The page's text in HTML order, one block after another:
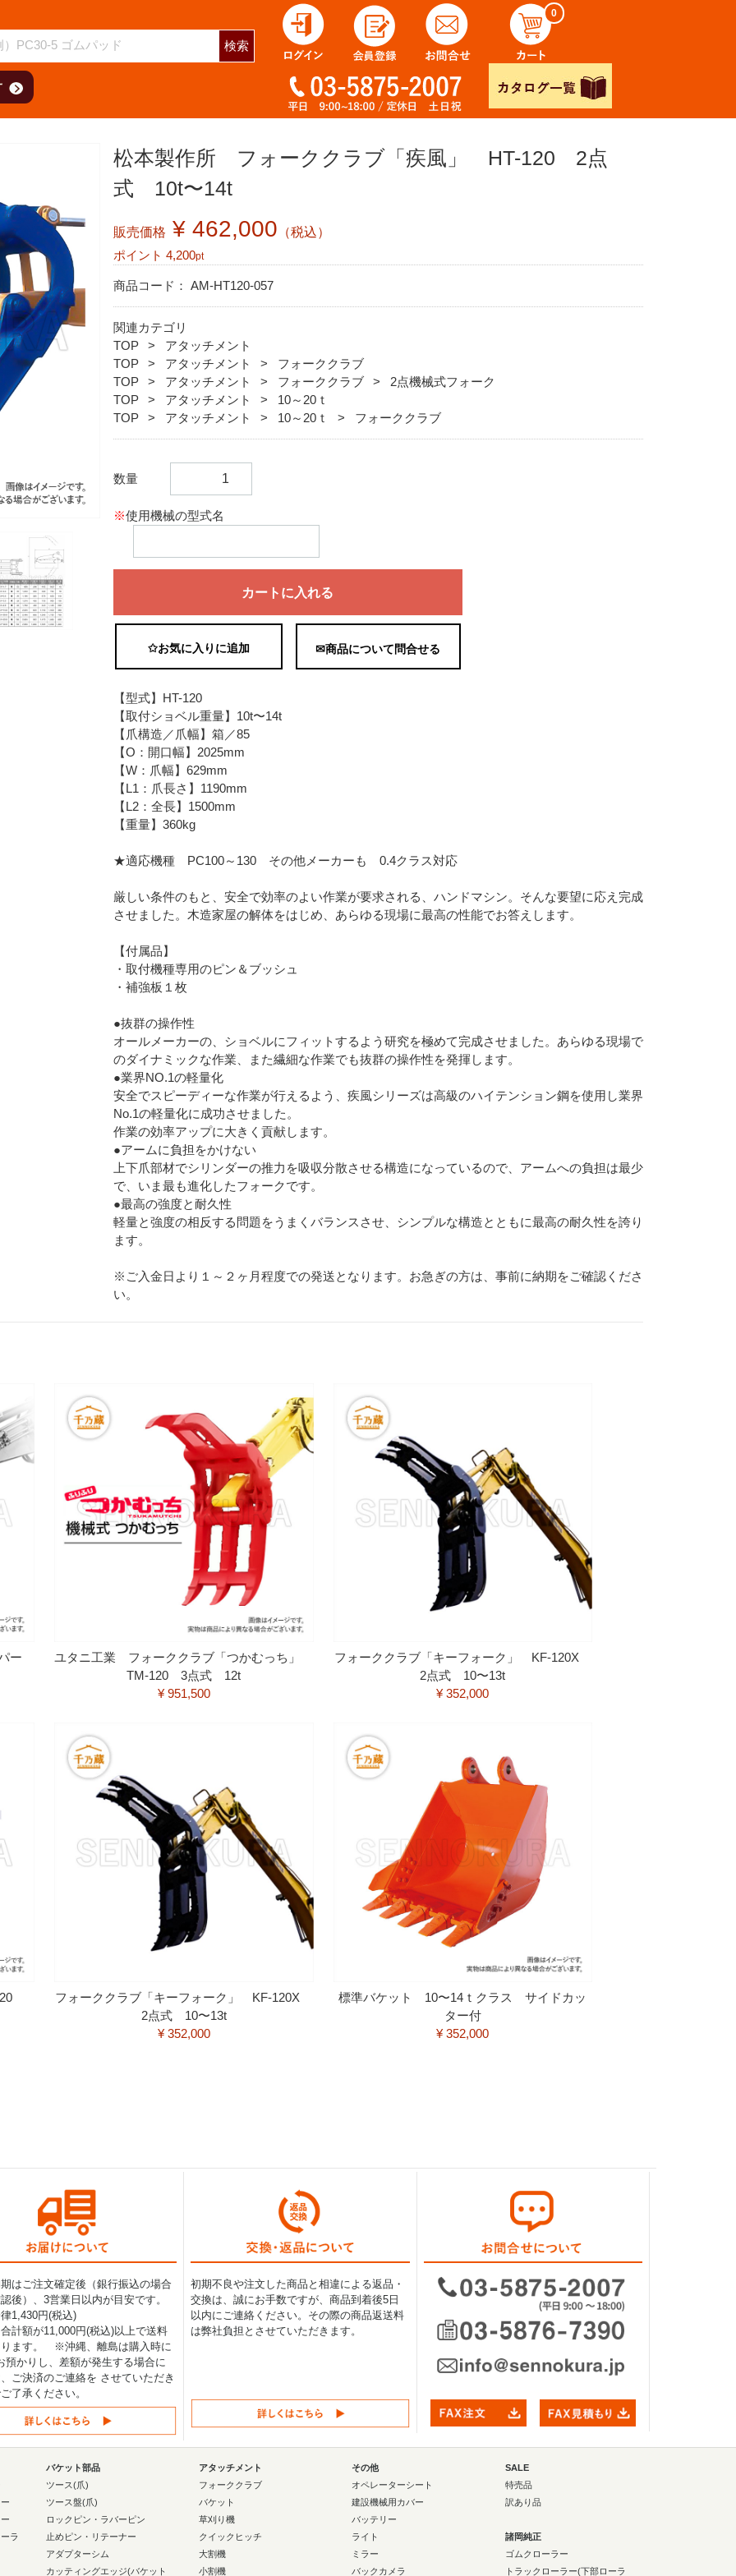
検索
0
松本製作所 フォーククラブ「疾風」 HT-120 2点
式 10t〜14t
販売価格 ¥ 462,000 （税込）
ポイント 4,200pt
商品コード： AM-HT120-057
関連カテゴリ
TOP
アタッチメント
TOP
アタッチメント
フォーククラブ
TOP
アタッチメント フォーククラブ
2点機械式フォーク
TOP
アタッチメント
10～20ｔ
TOP
アタッチメント 10～20ｔ フォーククラブ
数量
※使用機械の型式名
カートに入れる
✩お気に入りに追加 ✉商品について問合せる
【型式】HT-120
【取付ショベル重量】10t〜14t
【爪構造／爪幅】箱／85
【O：開口幅】2025mm
【W：爪幅】629mm
【L1：爪長さ】1190mm
【L2：全長】1500mm
【重量】360kg
★適応機種 PC100～130 その他メーカーも 0.4クラス対応
厳しい条件のもと、安全で効率のよい作業が要求される、ハンドマシン。そんな要望に応え完成
させました。木造家屋の解体をはじめ、あらゆる現場に最高の性能でお答えします。
【付属品】
・取付機種専用のピン＆ブッシュ
・補強板１枚
●抜群の操作性
オールメーカーの、ショベルにフィットするよう研究を極めて完成させました。あらゆる現場で
のダイナミックな作業、また繊細な作業でも抜群の操作性を発揮します。
●業界NO.1の軽量化
安全でスピーディーな作業が行えるよう、疾風シリーズは高級のハイテンション鋼を使用し業界
No.1の軽量化に成功させました。
作業の効率アップに大きく貢献します。
●アームに負担をかけない
上下爪部材でシリンダーの推力を吸収分散させる構造になっているので、アームへの負担は最少
で、いま最も進化したフォークです。
●最高の強度と耐久性
軽量と強度の相反する問題をうまくバランスさせ、シンプルな構造とともに最高の耐久性を誇り
ます。
※ご入金日より１～２ヶ月程度での発送となります。お急ぎの方は、事前に納期をご確認くださ
い。
ー
ユタニ工業 フォーククラブ「つかむっち」
TM-120 3点式 12t
¥ 951,500
フォーククラブ「キーフォーク」 KF-120X
2点式 10〜13t
¥ 352,000
フォーククラブ「キーフォーク」 KF-120X
2点式 10〜13t
¥ 352,000
標準バケット 10〜14ｔクラス サイドカッ
ター付
¥ 352,000
はご注文確定後（銀行振込の場合
後）、3営業日以内が目安です。
1,430円(税込)
計額が11,000円(税込)以上で送料
ります。 ※沖縄、離島は購入時に
預かりし、差額が発生する場合に
ご決済のご連絡を させていただき
了承ください。
初期不良や注文した商品と相違による返品・
交換は、誠にお手数ですが、商品到着後5日
以内にご連絡ください。その際の商品返送料
は弊社負担とさせていただきます。
ラ
バケット部品
ツース(爪)
ツース盤(爪)
ロックピン・ラバーピン
止めピン・リテーナー
アダプターシム
カッティングエッジ(バケット
アタッチメント
フォーククラブ
バケット
草刈り機
クイックヒッチ
大割機
小割機
その他
オペレーターシート
建設機械用カバー
バッテリー
ライト
ミラー
バックカメラ
SALE
特売品
訳あり品
諸岡純正
ゴムクローラー
トラックローラー(下部ローラ